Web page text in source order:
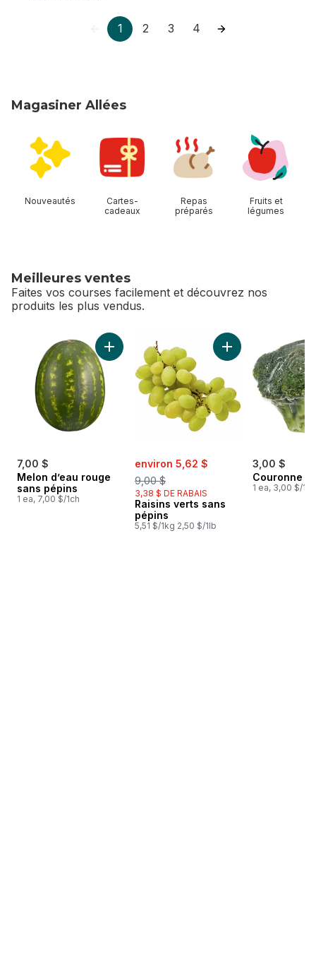
1 2 3 4
Magasiner Allées
Nouveautés
Cartes-
cadeaux
Repas
préparés
Fruits et
légumes
Meilleures ventes
Faites vos courses facilement et découvrez nos
produits les plus vendus.
sauter Meilleures ventes
7,00 $
Melon d’eau rouge
sans pépins
1 ea, 7,00 $/1ch
Ajouter Melon d’eau rouge sans pépins au
sale:
environ 5,62 $
, formerly:
9,00 $
3,38 $ DE RABAIS
Raisins verts sans
pépins
5,51 $/1kg 2,50 $/1lb
Ajouter Raisins
3,00 $
Couronne
1 ea, 3,00 $/1ch